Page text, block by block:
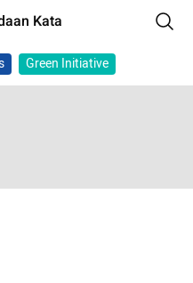
Kata
Green Initiative